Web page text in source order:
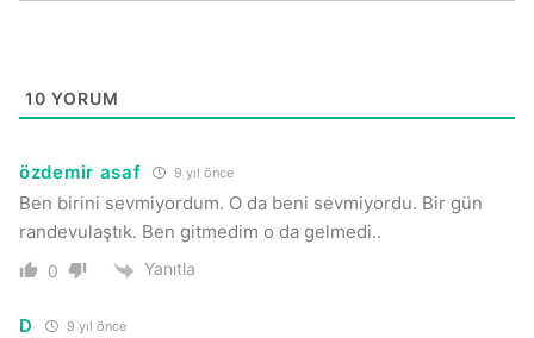
10 YORUM
özdemir asaf 9 yıl önce
Ben birini sevmiyordum. O da beni sevmiyordu. Bir gün
randevulaştık. Ben gitmedim o da gelmedi..
0 Yanıtla
D 9 yıl önce